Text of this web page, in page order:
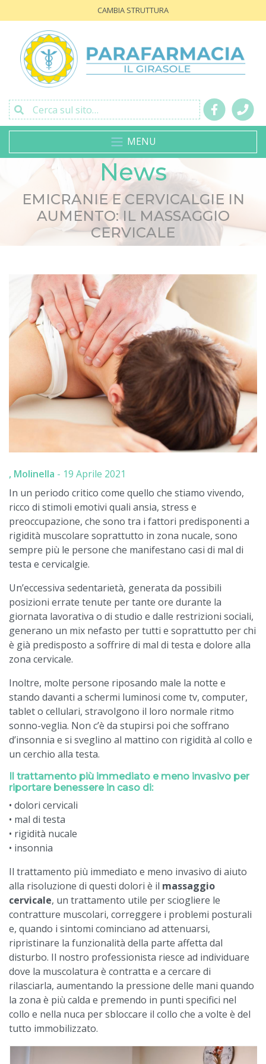
CAMBIA STRUTTURA
Cerca sul sito…
MENU
News
EMICRANIE E CERVICALGIE IN
AUMENTO: IL MASSAGGIO
CERVICALE
, Molinella - 19 Aprile 2021
In un periodo critico come quello che stiamo vivendo,
ricco di stimoli emotivi quali ansia, stress e
preoccupazione, che sono tra i fattori predisponenti a
rigidità muscolare soprattutto in zona nucale, sono
sempre più le persone che manifestano casi di mal di
testa e cervicalgie.
Un’eccessiva sedentarietà, generata da possibili
posizioni errate tenute per tante ore durante la
giornata lavorativa o di studio e dalle restrizioni sociali,
generano un mix nefasto per tutti e soprattutto per chi
è già predisposto a soffrire di mal di testa e dolore alla
zona cervicale.
Inoltre, molte persone riposando male la notte e
stando davanti a schermi luminosi come tv, computer,
tablet o cellulari, stravolgono il loro normale ritmo
sonno-veglia. Non c’è da stupirsi poi che soffrano
d’insonnia e si sveglino al mattino con rigidità al collo e
un cerchio alla testa.
Il trattamento più immediato e meno invasivo per
riportare benessere in caso di:
• dolori cervicali
• mal di testa
• rigidità nucale
• insonnia
Il trattamento più immediato e meno invasivo di aiuto
alla risoluzione di questi dolori è il massaggio
cervicale, un trattamento utile per sciogliere le
contratture muscolari, correggere i problemi posturali
e, quando i sintomi cominciano ad attenuarsi,
ripristinare la funzionalità della parte affetta dal
disturbo. Il nostro professionista riesce ad individuare
dove la muscolatura è contratta e a cercare di
rilasciarla, aumentando la pressione delle mani quando
la zona è più calda e premendo in punti specifici nel
collo e nella nuca per sbloccare il collo che a volte è del
tutto immobilizzato.